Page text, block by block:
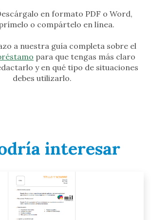
en formato PDF o Word,
o compártelo en línea.
a nuestra guía completa sobre el
para que tengas más claro
y en qué tipo de situaciones
debes utilizarlo.
interesar